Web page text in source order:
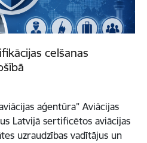
celšanas
aģentūra” Aviācijas
Latvijā sertificētos aviācijas
uzraudzības vadītājus un